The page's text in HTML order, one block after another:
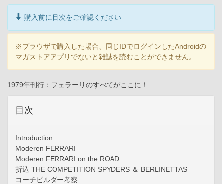
購入前に目次をご確認ください
※ブラウザで購入した場合、同じIDでログインしたAndroidの
マガストアアプリでないと雑誌を読むことができません。
1979年刊行：フェラーリのすべてがここに！
目次
Introduction
Moderen FERRARI
Moderen FERRARI on the ROAD
折込 THE COMPETITION SPYDERS ＆ BERLINETTAS
コーチビルダー考察